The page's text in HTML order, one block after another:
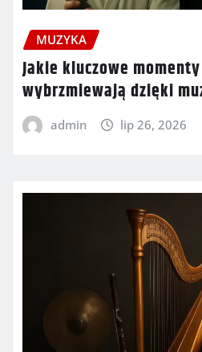
MUZYKA
Jakie kluczowe
wybrzmiewają dzięki
admin lip 26, 2026